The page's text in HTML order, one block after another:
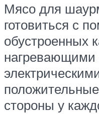
Мясо для
готовиться с
обустроенных
нагревающими
стороны у